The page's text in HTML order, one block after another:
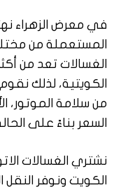
في معرض الزهراء
المستعملة من
الغسالات تعد من
الكويتية، لذلك
من سلامة الموتور،
السعر بناءً على
نشتري الغسالات
الكويت ونوفر النقل